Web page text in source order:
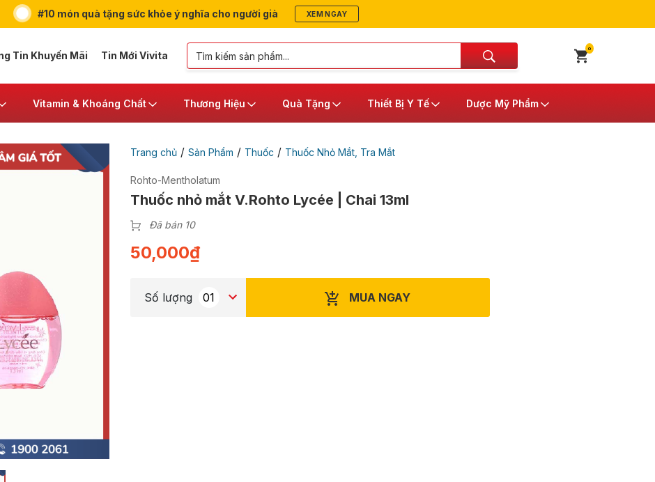
#10 món quà tặng sức khỏe ý nghĩa cho người già XEM NGAY
Tin Khuyến Mãi Tin Mới Vivita
0
Vitamin & Khoáng Chất Thương Hiệu Quà Tặng Thiết Bị Y Tế Dược Mỹ Phẩm
Trang chủ/ Sản Phẩm / Thuốc / Thuốc Nhỏ Mắt, Tra Mắt
Rohto-Mentholatum
Thuốc nhỏ mắt V.Rohto Lycée | Chai 13ml
Đã bán 10
50,000₫
Số lượng MUA NGAY